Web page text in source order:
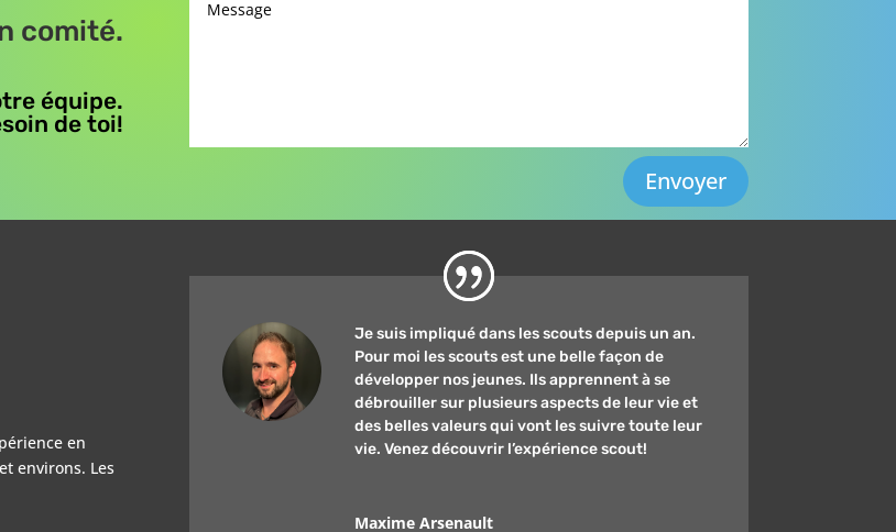
comité.
équipe.
de toi!
Envoyer
en
environs. Les
Je suis impliqué dans les scouts depuis un an.
Pour moi les scouts est une belle façon de
développer nos jeunes. Ils apprennent à se
débrouiller sur plusieurs aspects de leur vie et
des belles valeurs qui vont les suivre toute leur
vie. Venez découvrir l’expérience scout!
Maxime Arsenault